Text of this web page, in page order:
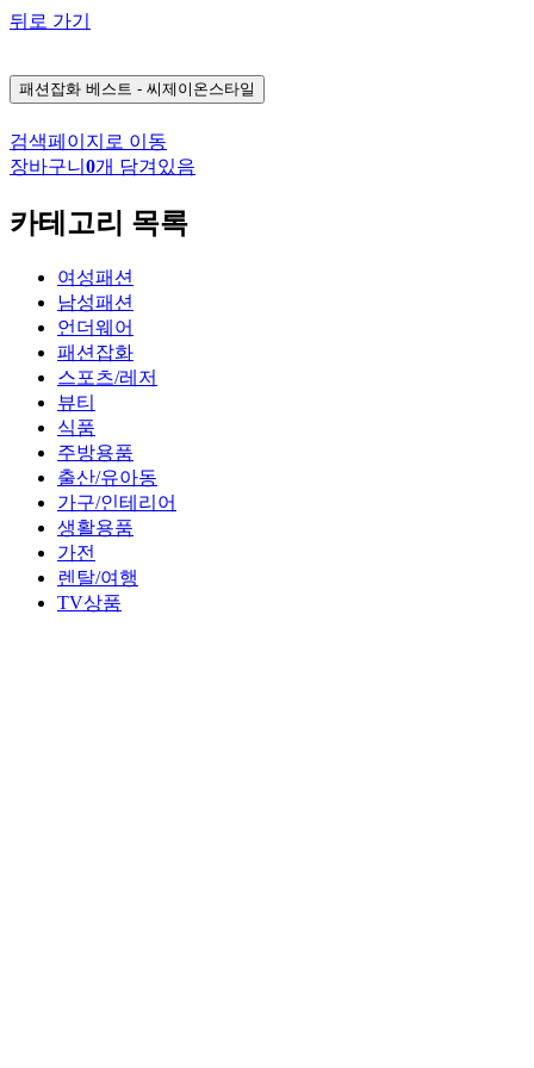
뒤로 가기
패션잡화 베스트 - 씨제이온스타일
검색페이지로 이동
장바구니 0개 담겨있음
카테고리 목록
여성패션
남성패션
언더웨어
패션잡화
스포츠/레저
뷰티
식품
주방용품
출산/유아동
가구/인테리어
생활용품
가전
렌탈/여행
TV상품